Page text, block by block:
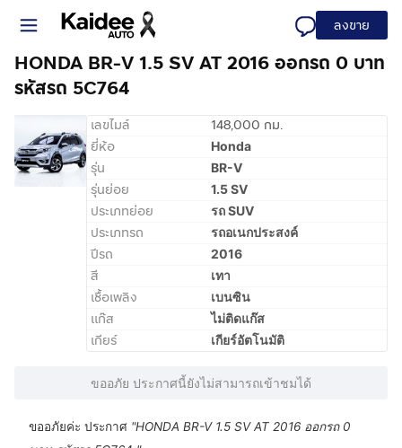
ลงขาย
HONDA BR-V 1.5 SV AT 2016 ออกรถ 0 บาท
รหัสรถ 5C764
เลขไมล์
148,000 กม.
ยี่ห้อ
Honda
รุ่น BR-V
รุ่นย่อย 1.5 SV
ประเภทย่อย รถ SUV
ประเภทรถ รถอเนกประสงค์
ปีรถ 2016
สี เทา
เชื้อเพลิง เบนซิน
แก๊ส ไม่ติดแก๊ส
เกียร์ เกียร์อัตโนมัติ
ขออภัย ประกาศนี้ยังไม่สามารถเข้าชมได้
ขออภัยค่ะ ประกาศ "HONDA BR-V 1.5 SV AT 2016 ออกรถ 0